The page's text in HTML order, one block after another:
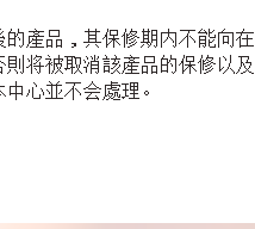
產品，其保修期内不能向在
将被取消該產品的保修以及
心並不会處理。